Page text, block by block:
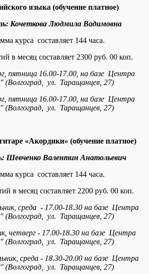
языка (обучение платное)
Кочеткова Людмила Вадимовна
курса составляет 144 часа.
в месяц составляет 2300 руб. 00 коп.
пятница 16.00-17.00, на базе Центра
(Волгоград, ул. Таращанцев, 27)
пятница 16.00-17.00, на базе Центра
(Волгоград, ул. Таращанцев, 27)
«Акордики» (обучение платное)
Шевченко Валентин Анатольевич
курса составляет 144 часа.
в месяц составляет 2200 руб. 00 коп.
среда - 17.00-18.30 на базе Центра
(Волгоград, ул. Таращанцев, 27)
, четверг -17.00-18.30 на базе Центра
(Волгоград, ул. Таращанцев, 27)
среда-18.30-20.00 на базе Центра
(Волгоград, ул. Таращанцев, 27)